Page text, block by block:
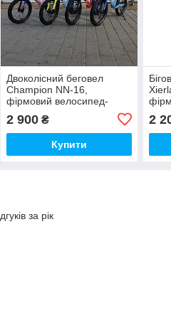
Двоколісний беговел
Champion NN-16,
фірмовий велосипед-
дитини
2 900₴
Купити
2
за рік